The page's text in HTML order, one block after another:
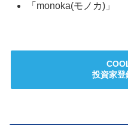
「monoka(モノカ)」
投資家登